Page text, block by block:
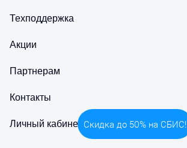
Техподдержка
Акции
Партнерам
Контакты
Личный кабинет СБИССкидка до 50% на СБИС!